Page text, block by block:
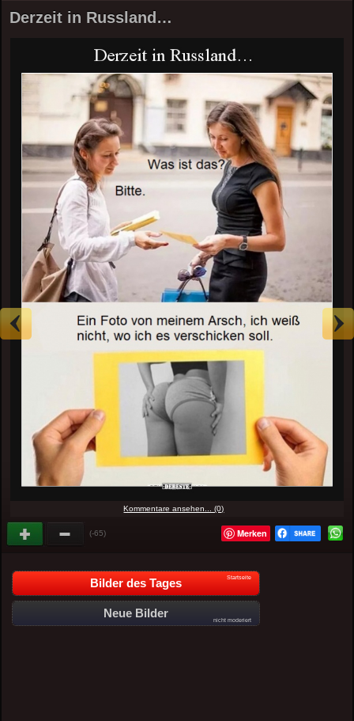
Derzeit in Russland…
Kommentare ansehen... (0)
(-65) Merken
Bilder des Tages Startseite
Neue Bilder
nicht moderiert